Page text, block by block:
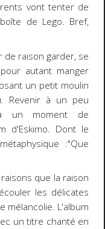
vont tenter de
de Lego. Bref,
de raison garder, se
autant manger
un petit moulin
Revenir à un peu
un moment de
d'Eskimo. Dont le
:"Que
que la raison
les délicates
mélancolie. L'album
un titre chanté en